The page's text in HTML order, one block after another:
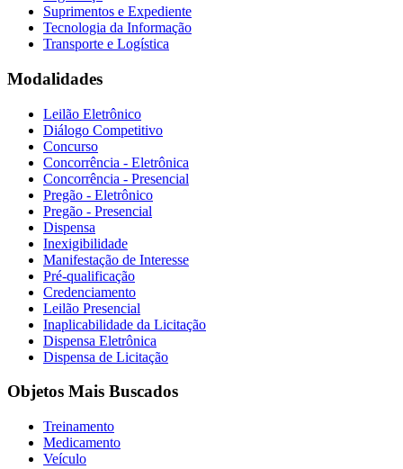
Suprimentos e Expediente
Tecnologia da Informação
Transporte e Logística
Modalidades
Leilão Eletrônico
Diálogo Competitivo
Concurso
Concorrência - Eletrônica
Concorrência - Presencial
Pregão - Eletrônico
Pregão - Presencial
Dispensa
Inexigibilidade
Manifestação de Interesse
Pré-qualificação
Credenciamento
Leilão Presencial
Inaplicabilidade da Licitação
Dispensa Eletrônica
Dispensa de Licitação
Objetos Mais Buscados
Treinamento
Medicamento
Veículo